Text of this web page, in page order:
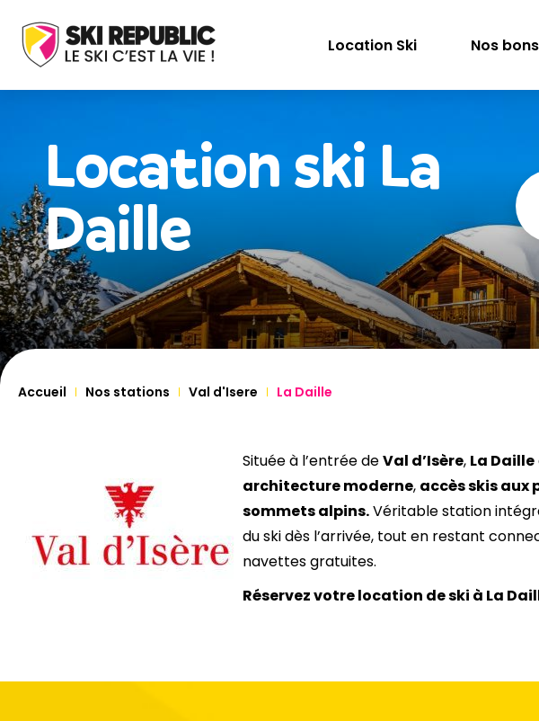
Location Ski Nos
Location ski La
Daille
Accueil Nos stations Val d'Isere La Daille
Située à l’entrée deVal d’Isère, La Daille
architecture moderne, accès skis aux
sommets alpins.Véritable station
du ski dès l’arrivée, tout en restant
navettes gratuites.
Réservez votre location de ski à La